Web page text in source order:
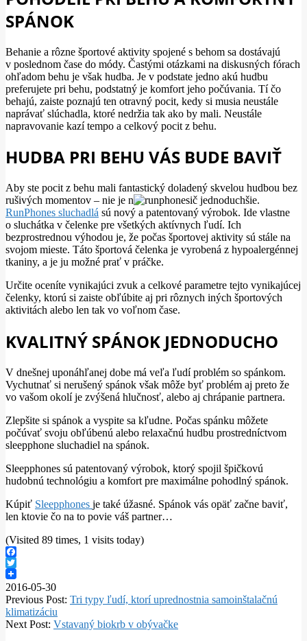
SPÁNOK
Behanie a rôzne športové aktivity spojené s behom sa dostávajú
v poslednom čase do módy. Častými otázkami na diskusných fórach
ohľadom behu je však hudba. Je v podstate jedno akú hudbu
preferujete pri behu, podstatný je komfort jeho počúvania. Tí čo
behajú, zaiste poznajú ten otravný pocit, kedy si musia neustále
naprávať slúchadla, ktoré nedržia tak ako by mali. Neustále
napravovanie kazí tempo a celkový pocit z behu.
HUDBA PRI BEHU VÁS BUDE BAVIŤ
Aby ste pocit z behu mali fantastický doladený skvelou hudbou bez
rušivých momentov – nie je n
ič jednoduchšie.
RunPhones sluchadlá sú nový a patentovaný výrobok. Ide vlastne
o sluchátka v čelenke pre všetkých aktívnych ľudí. Ich
bezprostrednou výhodou je, že počas športovej aktivity sú stále na
svojom mieste. Táto športová čelenka je vyrobená z hypoalergénnej
tkaniny, a je ju možné prať v práčke.
Určite oceníte vynikajúci zvuk a celkové parametre tejto vynikajúcej
čelenky, ktorú si zaiste obľúbite aj pri rôznych iných športových
aktivitách alebo len tak vo voľnom čase.
KVALITNÝ SPÁNOK JEDNODUCHO
V dnešnej uponáhľanej dobe má veľa ľudí problém so spánkom.
Vychutnať si nerušený spánok však môže byť problém aj preto že
vo vašom okolí je zvýšená hlučnosť, alebo aj chrápanie partnera.
Zlepšite si spánok a vyspite sa kľudne. Počas spánku môžete
počúvať svoju obľúbenú alebo relaxačnú hudbu prostredníctvom
sleepphone sluchadiel na spánok.
Sleepphones sú patentovaný výrobok, ktorý spojil špičkovú
hudobnú technológiu a komfort pre maximálne pohodlný spánok.
Kúpiť Sleepphones je také úžasné. Spánok vás opäť začne baviť,
len ktovie čo na to povie váš partner…
(Visited 89 times, 1 visits today)
Facebook
Twitter
2016-05-30
Previous Post: Tri typy ľudí, ktorí uprednostnia samoinštalačnú
klimatizáciu
Next Post: Vstavaný biokrb v obývačke